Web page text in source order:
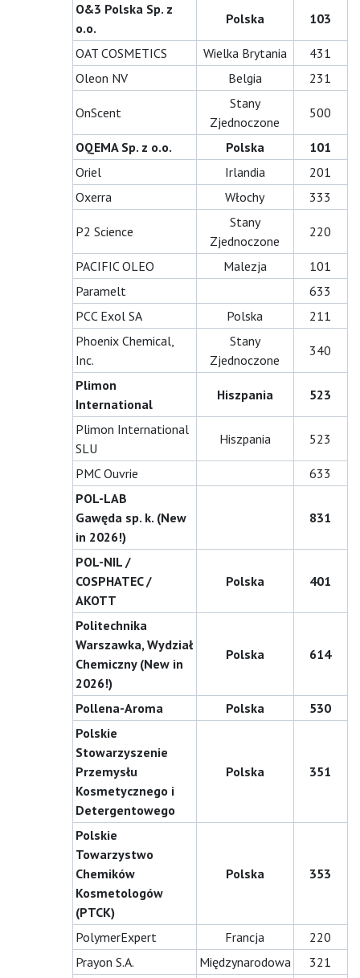
O&3 Polska Sp. z
o.o.
Polska 103
OAT COSMETICS Wielka Brytania
431
Oleon NV
Belgia 231
OnScent
Stany
Zjednoczone
500
OQEMA Sp. z o.o. Polska
101
Oriel
Irlandia
201
Oxerra
Włochy 333
P2 Science
Stany
Zjednoczone
220
PACIFIC OLEO Malezja
101
Paramelt
633
PCC Exol SA
Polska
211
Phoenix Chemical,
Inc.
Stany
Zjednoczone
340
Plimon
International
Hiszpania 523
Plimon International
SLU
Hiszpania 523
PMC Ouvrie
633
POL-LAB
Gawęda sp. k. (New
in 2026!)
831
POL-NIL /
COSPHATEC /
AKOTT
Polska 401
Politechnika
Warszawka, Wydział
Chemiczny (New in
2026!)
Polska 614
Pollena-Aroma Polska
530
Polskie
Stowarzyszenie
Przemysłu
Kosmetycznego i
Detergentowego
Polska 351
Polskie
Towarzystwo
Chemików
Kosmetologów
(PTCK)
Polska 353
PolymerExpert Francja
220
Prayon S.A.
Międzynarodowa 321